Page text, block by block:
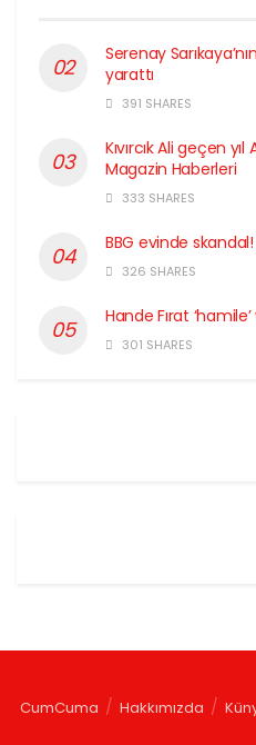
Serenay
yarattı
391 SHARES
Kıvırcık Ali geçen
Magazin Haberleri
333 SHARES
BBG evinde
326 SHARES
Hande Fırat
301 SHARES
CumCuma Hakkımızda